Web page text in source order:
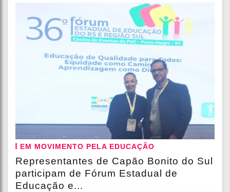
EM MOVIMENTO PELA EDUCAÇÃO
Representantes de Capão Bonito do Sul
participam de Fórum Estadual de
Educação e...